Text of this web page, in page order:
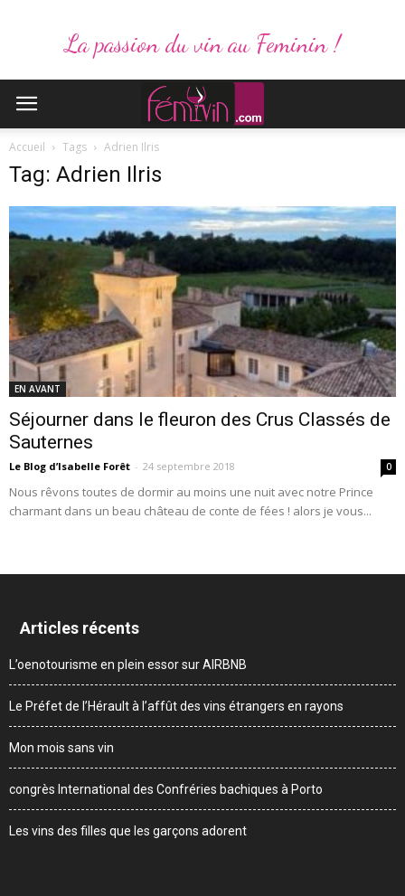
La passion du vin au Feminin !
Accueil Tags Adrien Ilris
Tag: Adrien Ilris
EN AVANT
Séjourner dans le fleuron des Crus Classés de
Sauternes
Le Blog d’Isabelle Forêt - 24 septembre 2018 0
Nous rêvons toutes de dormir au moins une nuit avec notre Prince
charmant dans un beau château de conte de fées ! alors je vous...
Articles récents
L’oenotourisme en plein essor sur AIRBNB
Le Préfet de l’Hérault à l’affût des vins étrangers en rayons
Mon mois sans vin
congrès International des Confréries bachiques à Porto
Les vins des filles que les garçons adorent